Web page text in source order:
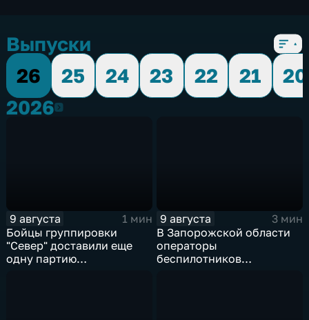
Выпуски
26
25 24 23 22 21
20
20262026
9 августа
1 мин
Бойцы группировки
"Север" доставили еще
одну партию
9 августа
3 мин
В Запорожской области
операторы
беспилотников